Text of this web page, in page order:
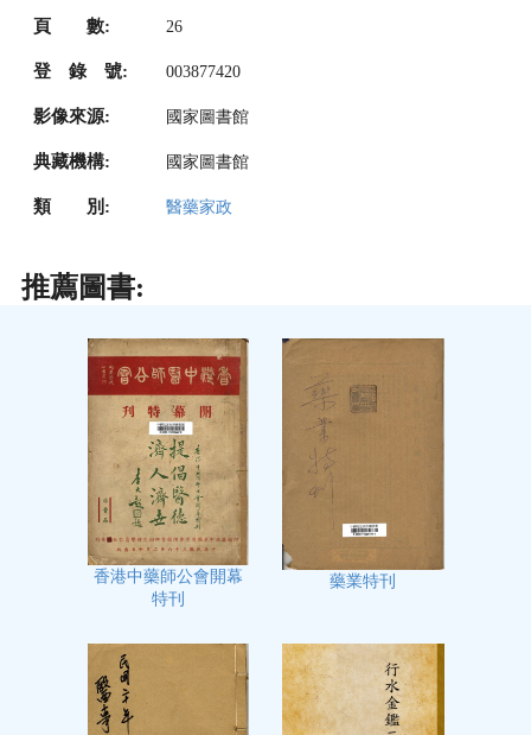
頁 數: 26
登 錄 號: 003877420
影像來源: 國家圖書館
典藏機構: 國家圖書館
類 別: 醫藥家政
推薦圖書:
香港中藥師公會開幕
特刊
藥業特刊